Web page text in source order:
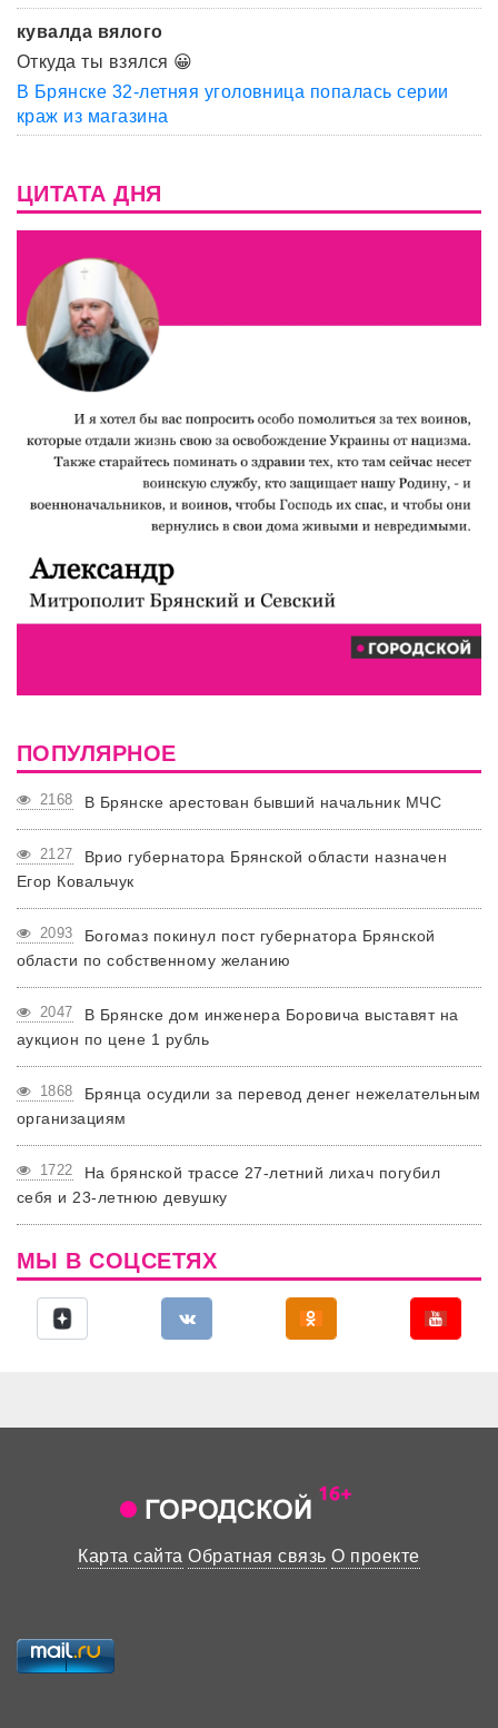
кувалда вялого
Откуда ты взялся 😀
В Брянске 32-летняя уголовница попалась серии
краж из магазина
ЦИТАТА ДНЯ
ПОПУЛЯРНОЕ
2168 В Брянске арестован бывший начальник МЧС
2127
Врио губернатора Брянской области назначен
Егор Ковальчук
2093
Богомаз покинул пост губернатора Брянской
области по собственному желанию
2047
В Брянске дом инженера Боровича выставят на
аукцион по цене 1 рубль
1868
Брянца осудили за перевод денег нежелательным
организациям
1722
На брянской трассе 27-летний лихач погубил
себя и 23-летнюю девушку
МЫ В СОЦСЕТЯХ
Карта сайта Обратная связь О проекте